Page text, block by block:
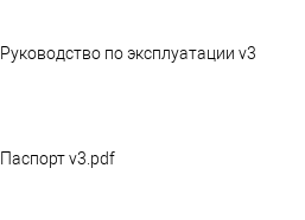
по эксплуатации v3.pdf
v3.pdf